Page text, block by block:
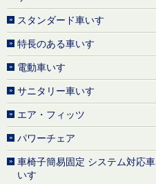
スタンダード車いす
特長のある車いす
電動車いす
サニタリー車いす
エア・フィッツ
パワーチェア
車椅子簡易固定 システム対応車
いす